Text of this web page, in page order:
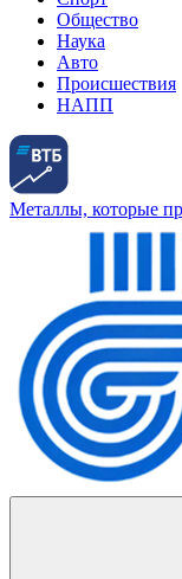
Общество
Наука
Авто
Происшествия
НАПП
Металлы, которые